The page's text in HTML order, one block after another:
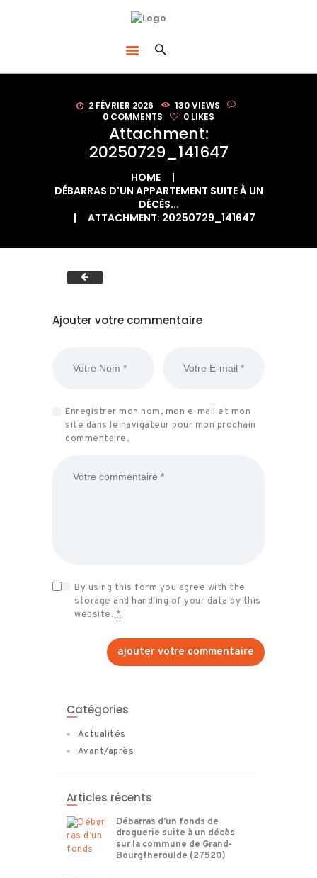
2 FÉVRIER 2026 130 VIEWS
0 COMMENTS 0 LIKES
Attachment:
20250729_141647
HOME
DÉBARRAS D'UN APPARTEMENT SUITE À UN
DÉCÈS...
ATTACHMENT: 20250729_141647
SPÉCIALISTES DU DÉBARRAS À ROUEN
D’ANTIQUITÉS /
BROCANTE
VENTE D’OBJETS
QUI SOMMES-NOUS
CONTACT
20250626_100458
Ajouter votre commentaire
Enregistrer mon nom, mon e-mail et mon
site dans le navigateur pour mon prochain
commentaire.
By using this form you agree with the
storage and handling of your data by this
website. *
Catégories
Actualités
Avant/après
Articles récents
Débarras d’un fonds de
droguerie suite à un décès
sur la commune de Grand-
Bourgtheroulde (27520)